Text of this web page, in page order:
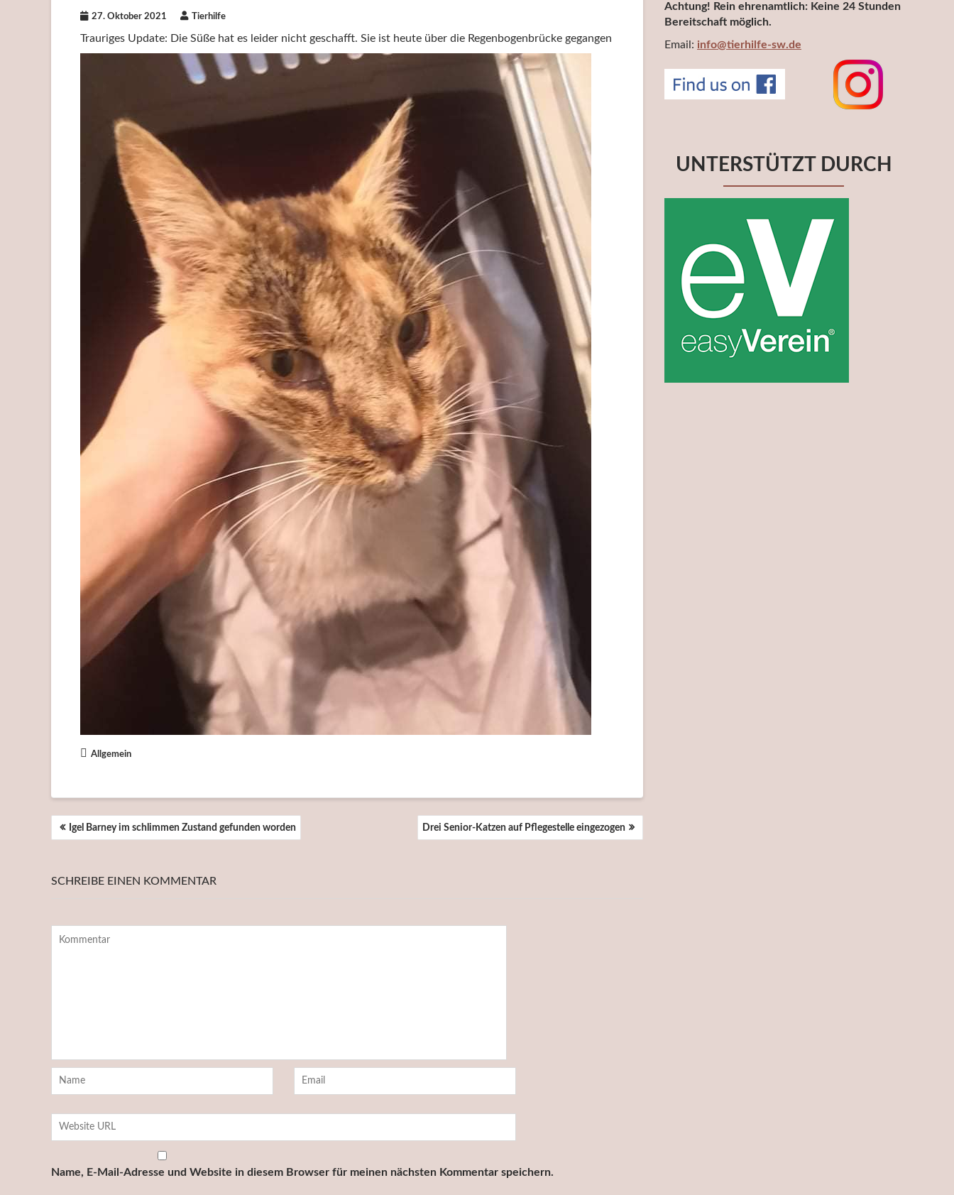
27. Oktober 2021 Tierhilfe
Trauriges Update: Die Süße hat es leider nicht geschafft. Sie ist heute über die Regenbogenbrücke gegangen
Allgemein
BEITRAGSNAVIGATION
Igel Barney im schlimmen Zustand gefunden worden Drei Senior-Katzen auf Pflegestelle eingezogen
SCHREIBE EINEN KOMMENTAR
Name, E-Mail-Adresse und Website in diesem Browser für meinen nächsten Kommentar speichern.
Achtung! Rein ehrenamtlich: Keine 24 Stunden
Bereitschaft möglich.
Email: info@tierhilfe-sw.de
UNTERSTÜTZT DURCH